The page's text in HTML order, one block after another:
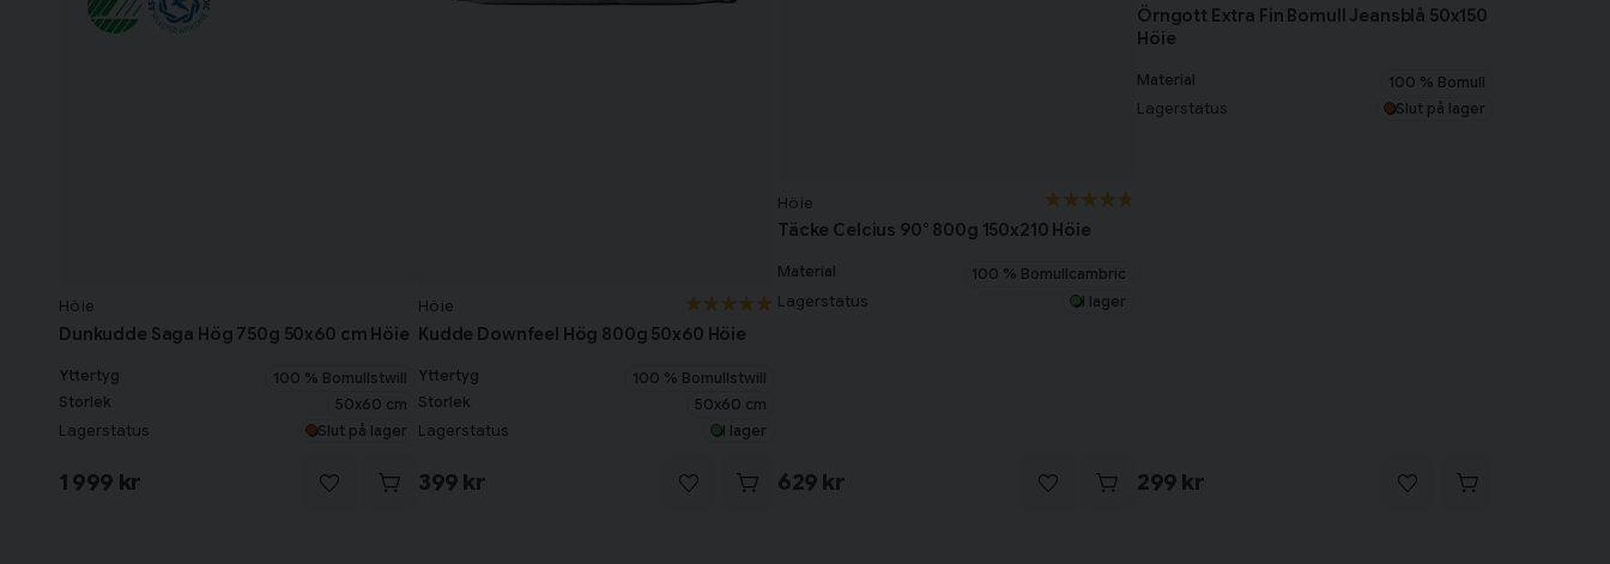
Höie
Dunkudde Saga Hög 750g 50x60 cm Höie
Yttertyg
100 % Bomullstwill
Storlek
50x60 cm
Lagerstatus Slut på lager
1 999 kr
Höie
Kudde Downfeel Hög 800g 50x60 Höie
Yttertyg
100 % Bomullstwill
Storlek
50x60 cm
Lagerstatus I lager
399 kr
Höie
Täcke Celcius 90° 800g 150x210 Höie
Material 100 % Bomullcambric
Lagerstatus I lager
629 kr
Örngott Extra Fin Bomull Jeansblå 50x150
Höie
Material 100 % Bomull
Lagerstatus Slut på lager
299 kr